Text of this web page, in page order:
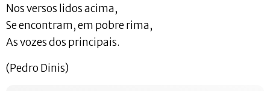
Nos versos lidos acima,
Se encontram, em pobre rima,
As vozes dos principais.
(Pedro Dinis)